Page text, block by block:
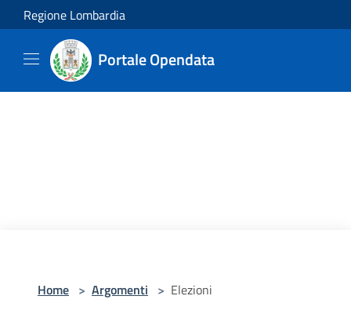
Salta al contenuto principale
Regione Lombardia
Portale Opendata
Home > Argomenti > Elezioni